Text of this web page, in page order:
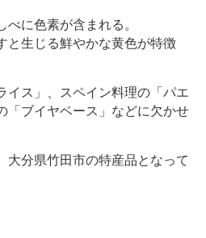
に色素が含まれる。
と生じる鮮やかな黄色が特徴
イス」、スペイン料理の「パエ
「ブイヤベース」などに欠かせ
大分県竹田市の特産品となって